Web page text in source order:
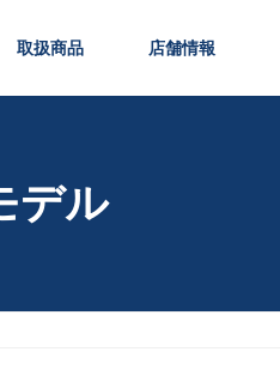
取扱商品 店舗情報
デル